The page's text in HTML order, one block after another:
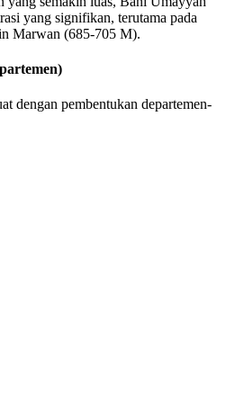
yang signifikan, terutama pada
Marwan (685-705 M).
dengan pembentukan departemen-